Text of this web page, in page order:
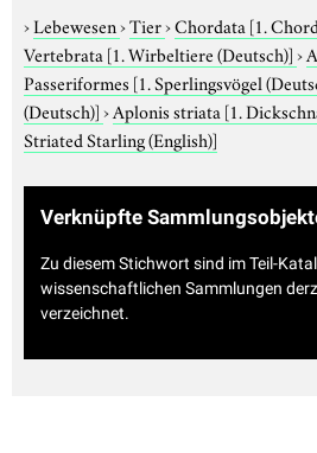
›Lebewesen›Tier›Chordata [1.
Vertebrata [1. Wirbeltiere (Deutsch)]›
Passeriformes [1. Sperlingsvögel
(Deutsch)]›Aplonis striata [1.
Striated Starling (English)]
Verknüpfte
Zu diesem Stichwort sind im Teil-
wissenschaftlichen Sammlungen
verzeichnet.